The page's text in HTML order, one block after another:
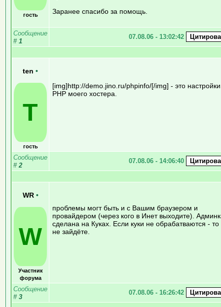
гость
Заранее спасибо за помощь.
Сообщение
# 1
07.08.06 - 13:02:42
ten •
T
гость
[img]http://demo.jino.ru/phpinfo/[/img] - это настройки
PHP моего хостера.
Сообщение
# 2
07.08.06 - 14:06:40
WR •
W
Участник
форума
проблемы могт быть и с Вашим браузером и
провайдером (через кого в Инет выходите).
сделана на Куках. Если куки не обрабатваются - то
не зайдёте.
Сообщение
# 3
07.08.06 - 16:26:42